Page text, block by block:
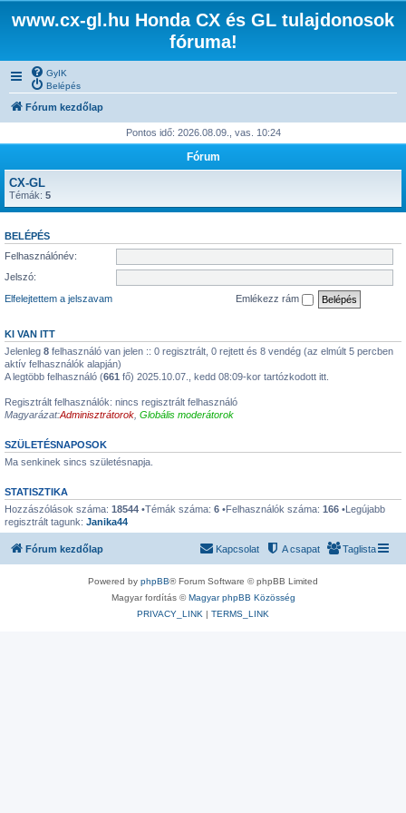
www.cx-gl.hu Honda CX és GL tulajdonosok
fóruma!
GyIK
Belépés
Fórum kezdőlap
Pontos idő: 2026.08.09., vas. 10:24
Fórum
CX-GL
Témák: 5
BELÉPÉS
Felhasználónév:
Jelszó:
Elfelejtettem a jelszavam
Emlékezz rám
KI VAN ITT
Jelenleg 8 felhasználó van jelen :: 0 regisztrált, 0 rejtett és 8 vendég (az elmúlt 5 percben
aktív felhasználók alapján)
A legtöbb felhasználó (661 fő) 2025.10.07., kedd 08:09-kor tartózkodott itt.
Regisztrált felhasználók: nincs regisztrált felhasználó
Magyarázat:Adminisztrátorok Globális moderátorok
SZÜLETÉSNAPOSOK
Ma senkinek sincs születésnapja.
STATISZTIKA
Hozzászólások száma: 18544 •Témák száma: 6 •Felhasználók száma: 166 •Legújabb
regisztrált tagunk: Janika44
Fórum kezdőlap Taglista
A csapat
Kapcsolat
Powered by phpBB® Forum Software © phpBB Limited
Magyar fordítás ©Magyar phpBB Közösség
PRIVACY_LINK | TERMS_LINK